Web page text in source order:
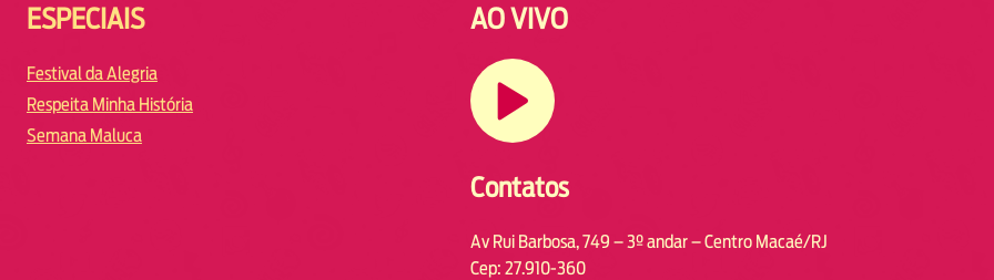
ESPECIAIS
Festival da Alegria
Respeita Minha História
Semana Maluca
AO VIVO
Contatos
Av Rui Barbosa, 749 – 3º andar – Centro Macaé/RJ
Cep: 27.910-360